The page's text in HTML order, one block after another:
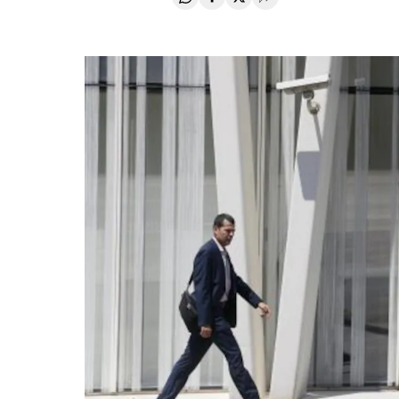
Compartir en Whatsapp
Compartir en Facebook
Compartir en Twitter
Desplegar Redes